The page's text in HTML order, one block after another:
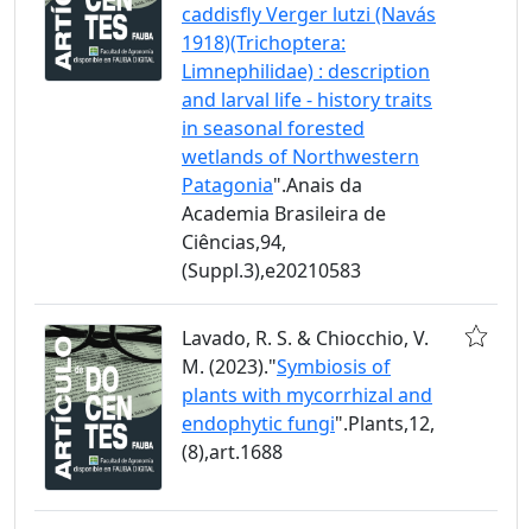
caddisfly Verger lutzi (Navás
1918)(Trichoptera:
Limnephilidae) : description
and larval life - history traits
in seasonal forested
wetlands of Northwestern
Patagonia".Anais da
Academia Brasileira de
Ciências,94,
(Suppl.3),e20210583
Lavado, R. S. & Chiocchio, V.
M. (2023)."Symbiosis of
plants with mycorrhizal and
endophytic fungi".Plants,12,
(8),art.1688